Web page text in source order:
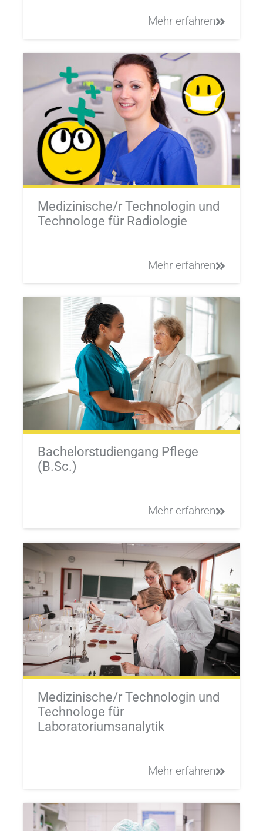
Mehr erfahren
Medizinische/r Technologin und
Technologe für Radiologie
Mehr erfahren
Bachelorstudiengang Pflege
(B.Sc.)
Mehr erfahren
Medizinische/r Technologin und
Technologe für
Laboratoriumsanalytik
Mehr erfahren